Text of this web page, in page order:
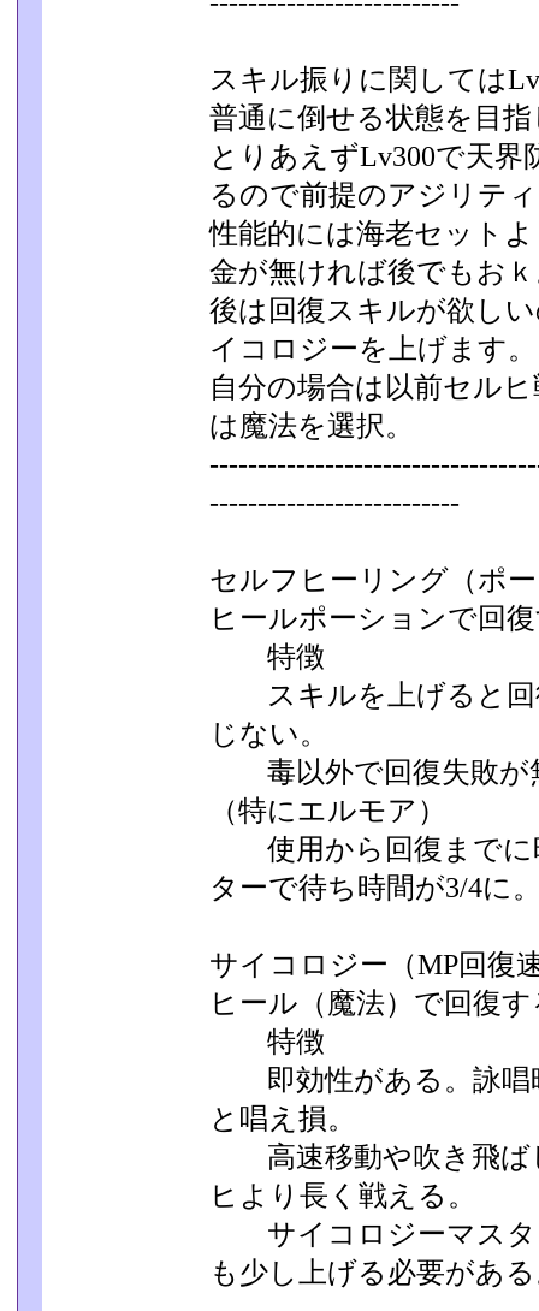
スキル振りに関しては
普通に倒せる状態を目
とりあえずLv300で天界
るので前提のアジリテ
性能的には海老セット
金が無ければ後でもお
後は回復スキルが欲し
イコロジーを上げます。
自分の場合は以前セル
は魔法を選択。
---------­-----------------
セルフヒーリング（ポ
ヒールポーションで回
特徴
スキルを上げると回
じない。
毒以外で回復失敗が
（特にエルモア）
使用から回復までに
ターで待ち時間が3/4に
サイコロジー（MP回復
ヒール（魔法）で回復
特徴
即効性がある。詠唱
と唱え損。
高速移動や吹き飛ば
ヒより長く戦える。
サイコロジーマスタ
も少し上げる必要があ